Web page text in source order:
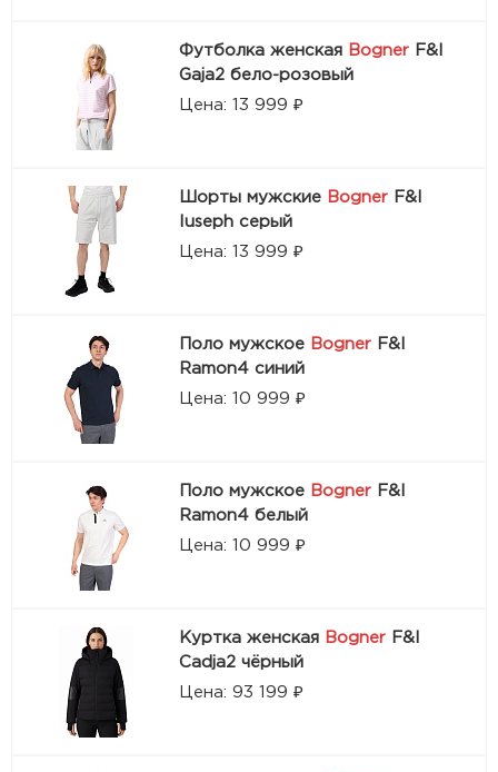
Футболка женская Bogner F&I
Gaja2 бело-розовый
Цена: 13 999 ₽
Шорты мужские Bogner F&I
Iuseph серый
Цена: 13 999 ₽
Поло мужское Bogner F&I
Ramon4 синий
Цена: 10 999 ₽
Поло мужское Bogner F&I
Ramon4 белый
Цена: 10 999 ₽
Куртка женская Bogner F&I
Cadja2 чёрный
Цена: 93 199 ₽